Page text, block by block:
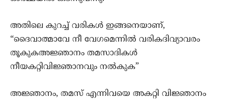
അതിലെ കുറച്ച്‌ വരികൾ ഇങ്ങനെയാണ്‌,
“ദൈവാത്മാവേ നീ വേഗമെന്നിൽ വരികദിവ്യാവരം
തൂകുകഅജ്ഞാനം തമസാദികൾ
നീയകറ്റിവിജ്ഞാനവും നൽകുക”
അജ്ഞാനം, തമസ്‌ എന്നിവയെ അകറ്റി വിജ്ഞാനം